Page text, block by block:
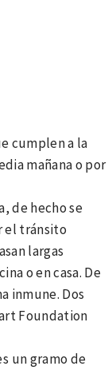
cumplen a la
mañana o por
de hecho se
el tránsito
largas
o en casa. De
inmune. Dos
Foundation
un gramo de